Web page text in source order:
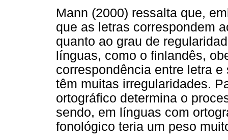
Mann (2000) ressalta que,
que as letras correspondem
quanto ao grau de
línguas, como o finlandês,
correspondência entre letra
têm muitas irregularidades.
ortográfico determina o
sendo, em línguas com
fonológico teria um peso